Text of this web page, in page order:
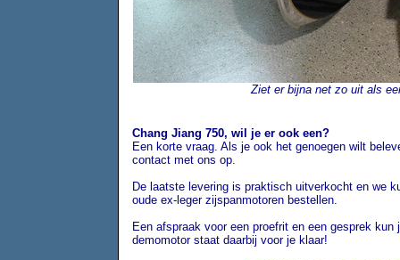
Ziet er bijna net zo uit als
Chang Jiang 750, wil je er ook een?
Een korte vraag. Als je ook het genoegen wilt
contact met ons op.
De laatste levering is praktisch uitverkocht en we
oude ex-leger zijspanmotoren bestellen.
Een afspraak voor een proefrit en een gesprek
demomotor staat daarbij voor je klaar!